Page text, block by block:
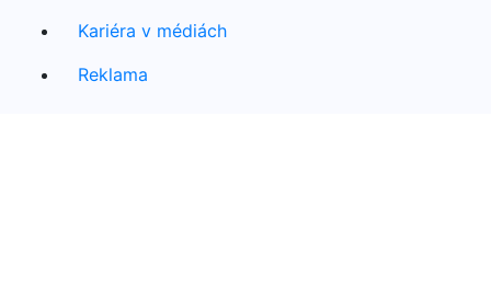
Kariéra v médiách
Reklama